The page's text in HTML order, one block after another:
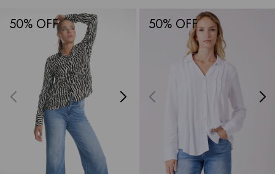
50 50